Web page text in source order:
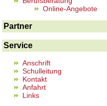
Online-Angebote
Partner
Service
Anschrift
Schulleitung
Kontakt
Anfahrt
Links